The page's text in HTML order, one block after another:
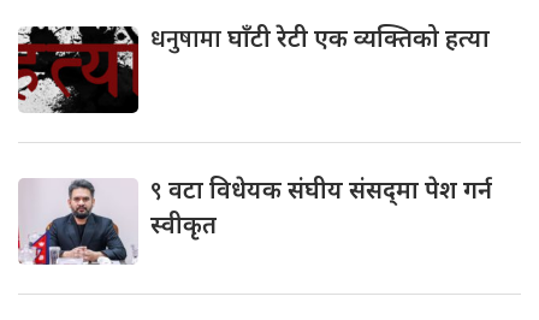
धनुषामाघाँटी रेटी एक व्यक्तिको हत्या
९ वटा विधेयक संघीय संसद्‌मा पेश गर्न
स्वीकृत